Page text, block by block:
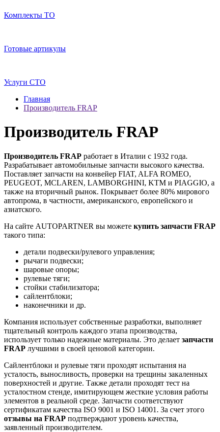
Комплекты ТО
Готовые артикулы
Услуги СТО
Главная
Производитель FRAP
Производитель FRAP
Производитель FRAP работает в Италии с 1932 года.
Разрабатывает автомобильные запчасти высокого качества.
Поставляет запчасти на конвейер FIAT, ALFA ROMEO,
PEUGEOT, MCLAREN, LAMBORGHINI, KTM и PIAGGIO, а
также на вторичный рынок. Покрывает более 80% мирового
автопрома, в частности, американского, европейского и
азиатского.
На сайте AUTOPARTNER вы можете купить запчасти FRAP
такого типа:
детали подвески/рулевого управления;
рычаги подвески;
шаровые опоры;
рулевые тяги;
стойки стабилизатора;
сайлентблоки;
наконечники и др.
Компания использует собственные разработки, выполняет
тщательный контроль каждого этапа производства,
использует только надежные материалы. Это делает запчасти
FRAP лучшими в своей ценовой категории.
Сайлентблоки и рулевые тяги проходят испытания на
усталость, выносливость, проверки на трещины закаленных
поверхностей и другие. Также детали проходят тест на
усталостном стенде, имитирующем жесткие условия работы
элементов в реальной среде. Запчасти соответствуют
сертификатам качества ISO 9001 и ISO 14001. За счет этого
отзывы на FRAP подтверждают уровень качества,
заявленный производителем.